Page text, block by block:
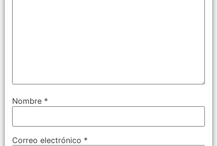
Nombre *
Correo electrónico *